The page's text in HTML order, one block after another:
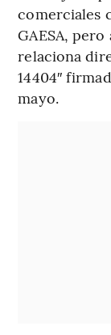
comerciales
GAESA,
relaciona
14404″
mayo.